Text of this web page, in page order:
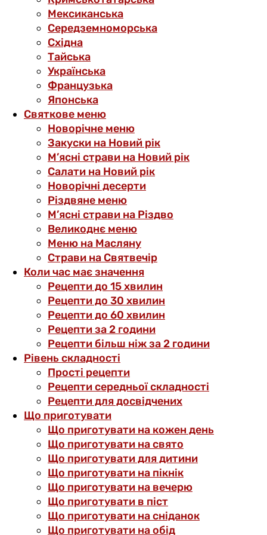
Мексиканська
Середземноморська
Східна
Тайська
Українська
Французька
Японська
Святкове меню
Новорічне меню
Закуски на Новий рік
М’ясні страви на Новий рік
Салати на Новий рік
Новорічні десерти
Різдвяне меню
М’ясні страви на Різдво
Великоднє меню
Меню на Масляну
Страви на Святвечір
Коли час має значення
Рецепти до 15 хвилин
Рецепти до 30 хвилин
Рецепти до 60 хвилин
Рецепти за 2 години
Рецепти більш ніж за 2 години
Рівень складності
Прості рецепти
Рецепти середньої складності
Рецепти для досвідчених
Що приготувати
Що приготувати на кожен день
Що приготувати на свято
Що приготувати для дитини
Що приготувати на пікнік
Що приготувати на вечерю
Що приготувати в піст
Що приготувати на сніданок
Що приготувати на обід